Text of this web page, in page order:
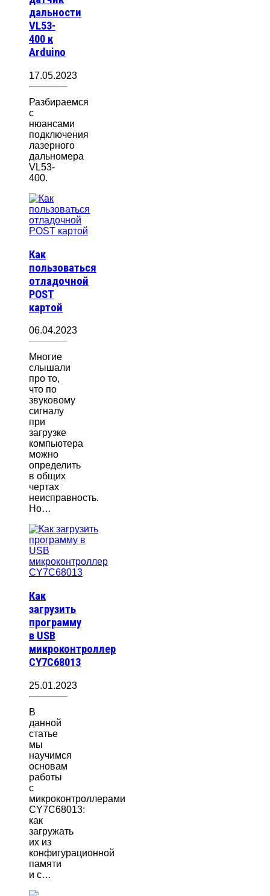
дальности
VL53-
400 к
Arduino
17.05.2023
Разбираемся
с
нюансами
подключения
лазерного
дальномера
VL53-
400.
Как
пользоваться
отладочной
POST
картой
06.04.2023
Многие
слышали
про то,
что по
звуковому
сигналу
при
загрузке
компьютера
можно
определить
в общих
чертах
неисправность.
Но…
Как
загрузить
программу
в USB
микроконтроллер
CY7C68013
25.01.2023
В
данной
статье
мы
научимся
основам
работы
с
микроконтроллерами
CY7C68013:
как
загружать
их из
конфигурационной
памяти
и с…